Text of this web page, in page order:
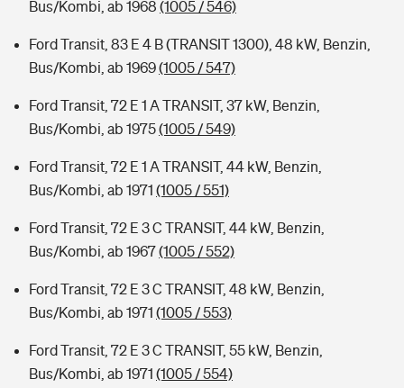
Bus/Kombi, ab 1968 (1005 / 546)
Ford Transit, 83 E 4 B (TRANSIT 1300), 48 kW, Benzin,
Bus/Kombi, ab 1969(1005 / 547)
Ford Transit, 72 E 1 A TRANSIT, 37 kW, Benzin,
Bus/Kombi, ab 1975(1005 / 549)
Ford Transit, 72 E 1 A TRANSIT, 44 kW, Benzin,
Bus/Kombi, ab 1971 (1005 / 551)
Ford Transit, 72 E 3 C TRANSIT, 44 kW, Benzin,
Bus/Kombi, ab 1967(1005 / 552)
Ford Transit, 72 E 3 C TRANSIT, 48 kW, Benzin,
Bus/Kombi, ab 1971 (1005 / 553)
Ford Transit, 72 E 3 C TRANSIT, 55 kW, Benzin,
Bus/Kombi, ab 1971 (1005 / 554)